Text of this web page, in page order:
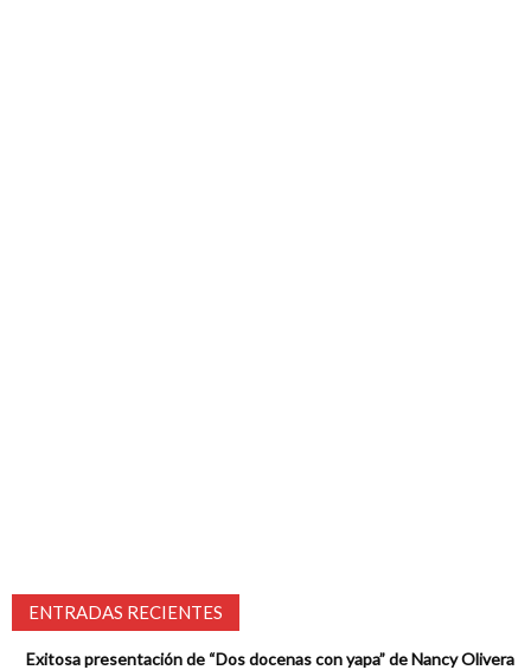
ENTRADAS RECIENTES
Exitosa presentación de “Dos docenas con yapa” de Nancy Olivera